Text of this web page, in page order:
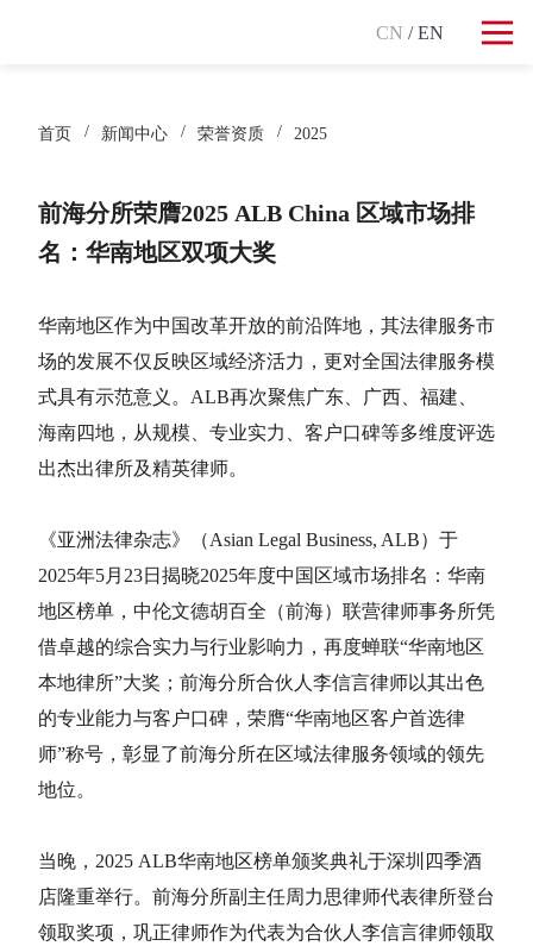
CN / EN
首页 新闻中心 荣誉资质 2025
前海分所荣膺2025 ALB China 区域市场排
名：华南地区双项大奖
华南地区作为中国改革开放的前沿阵地，其法律服务市
场的发展不仅反映区域经济活力，更对全国法律服务模
式具有示范意义。ALB再次聚焦广东、广西、福建、
海南四地，从规模、专业实力、客户口碑等多维度评选
出杰出律所及精英律师。
《亚洲法律杂志》（Asian Legal Business, ALB）于
2025年5月23日揭晓2025年度中国区域市场排名：华南
地区榜单，中伦文德胡百全（前海）联营律师事务所凭
借卓越的综合实力与行业影响力，再度蝉联“华南地区
本地律所”大奖；前海分所合伙人李信言律师以其出色
的专业能力与客户口碑，荣膺“华南地区客户首选律
师”称号，彰显了前海分所在区域法律服务领域的领先
地位。
当晚，2025 ALB华南地区榜单颁奖典礼于深圳四季酒
店隆重举行。前海分所副主任周力思律师代表律所登台
领取奖项，巩正律师作为代表为合伙人李信言律师领取